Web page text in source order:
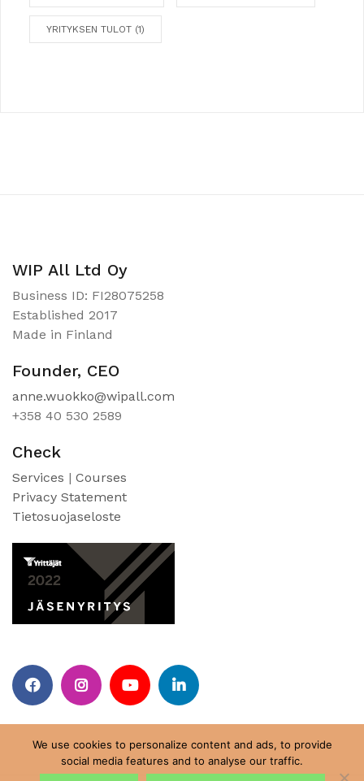
YRITYKSEN TULOT (1)
WIP All Ltd Oy
Business ID: FI28075258
Established 2017
Made in Finland
Founder, CEO
anne.wuokko@wipall.com
+358 40 530 2589
Check
Services | Courses
Privacy Statement
Tietosuojaseloste
We use cookies to personalize content and ads, to provide
social media features and to analyse our traffic.